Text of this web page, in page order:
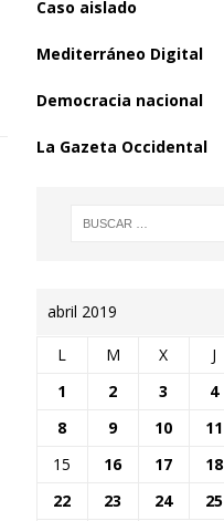
Caso aislado
Mediterráneo Digital
Democracia nacional
La Gazeta Occidental
abril 2019
L M X J
1 2 3 4
8
9 10 11
15
16 17 18
22
23 24 25